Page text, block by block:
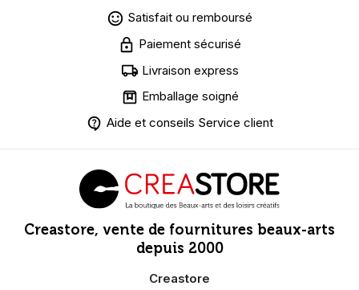
Satisfait ou remboursé
Paiement sécurisé
Livraison express
Emballage soigné
Aide et conseils Service client
Creastore, vente de fournitures beaux-arts
depuis 2000
Creastore